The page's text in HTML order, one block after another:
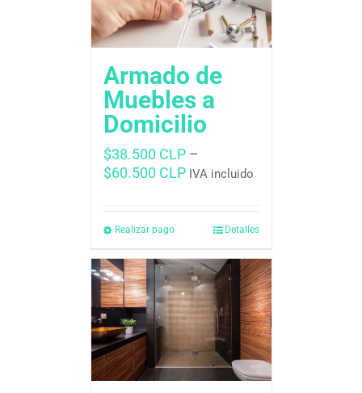
Armado de
Muebles a
Domicilio
$38.500 CLP–
$60.500 CLP IVA incluido
Realizar pago Detalles